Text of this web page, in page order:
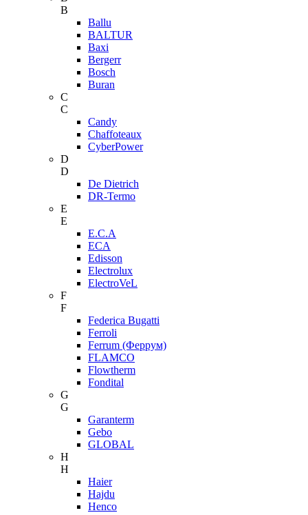
B
Ballu
BALTUR
Baxi
Bergerr
Bosch
Buran
C
C
Candy
Chaffoteaux
CyberPower
D
D
De Dietrich
DR-Termo
E
E
E.C.A
ECA
Edisson
Electrolux
ElectroVeL
F
F
Federica Bugatti
Ferroli
Ferrum (Феррум)
FLAMCO
Flowtherm
Fondital
G
G
Garanterm
Gebo
GLOBAL
H
H
Haier
Hajdu
Henco